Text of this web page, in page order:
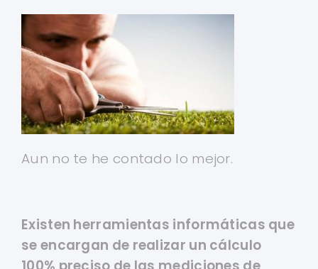
Aun no te he contado lo mejor.
Existen herramientas informáticas que
se encargan de realizar un cálculo